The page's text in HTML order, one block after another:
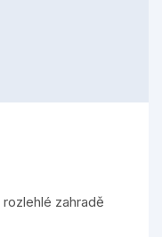
zahradě